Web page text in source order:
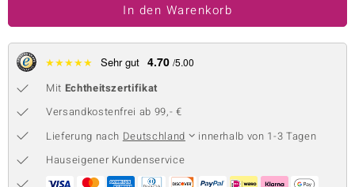
Collection
In den Warenkorb
★★★★★ Sehr gut 4.70 /5.00
Mit Echtheitszertifikat
Versandkostenfrei ab 99,- €
Lieferung nach Deutschland
innerhalb von 1-3 Tagen
Hauseigener Kundenservice